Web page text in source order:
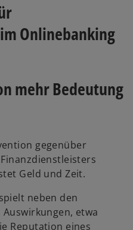
Onlinebanking
mehr Bedeutung
gegenüber
Geld und Zeit.
neben den
etwa
Reputation eines